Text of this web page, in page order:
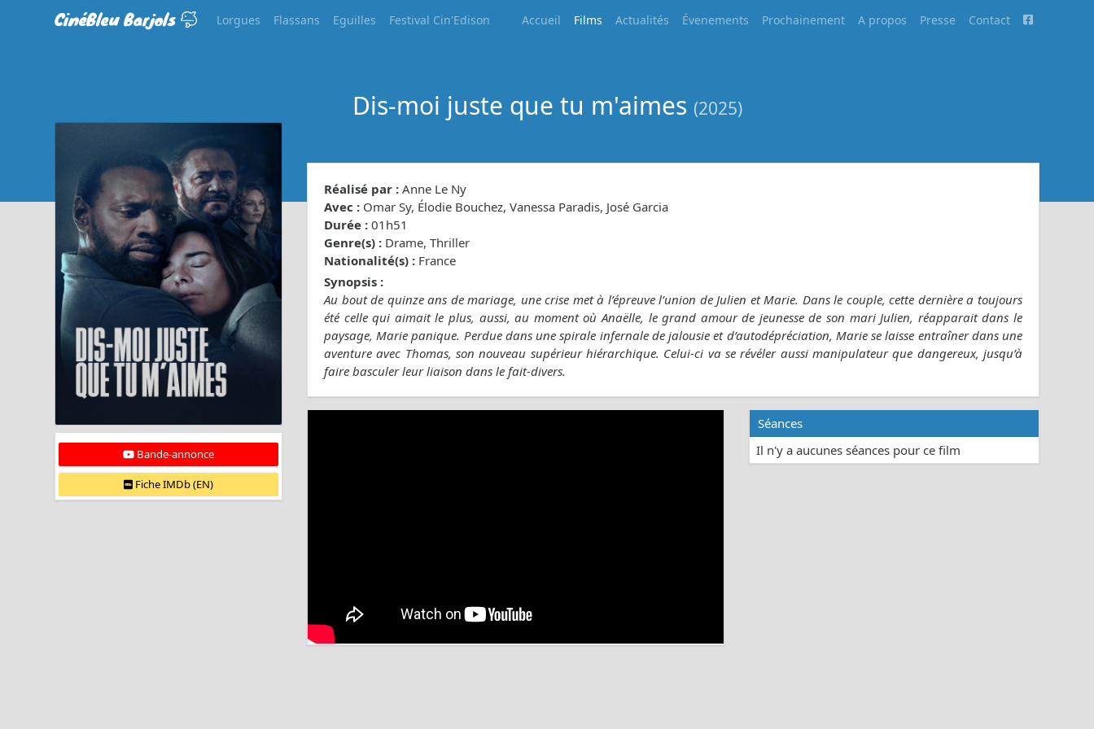
CinéBleu Barjols Lorgues Flassans Eguilles Festival Cin'Edison Accueil Films Actualités Évenements Prochainement A propos Presse Contact
Dis-moi juste que tu m'aimes (2025)
Bande-annonce
Fiche IMDb (EN)
Réalisé par : Anne Le Ny
Avec : Omar Sy, Élodie Bouchez, Vanessa Paradis, José Garcia
Durée : 01h51
Genre(s) : Drame, Thriller
Nationalité(s) : France
Synopsis :
Au bout de quinze ans de mariage, une crise met à l’épreuve l’union de Julien et Marie. Dans le couple, cette dernière a toujours
été celle qui aimait le plus, aussi, au moment où Anaëlle, le grand amour de jeunesse de son mari Julien, réapparait dans le
paysage, Marie panique. Perdue dans une spirale infernale de jalousie et d’autodépréciation, Marie se laisse entraîner dans une
aventure avec Thomas, son nouveau supérieur hiérarchique. Celui-ci va se révéler aussi manipulateur que dangereux, jusqu’à
faire basculer leur liaison dans le fait-divers.
Séances
Il n'y a aucunes séances pour ce film